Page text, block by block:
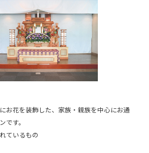
お花を装飾した、家族・親族を中心にお通
です。
ているもの